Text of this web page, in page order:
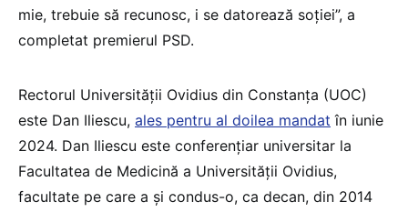
mie, trebuie să recunosc, i se datorează soției”, a
completat premierul PSD.
Rectorul Universității Ovidius din Constanța (UOC)
este Dan Iliescu, ales pentru al doilea mandat în iunie
2024. Dan Iliescu este conferențiar universitar la
Facultatea de Medicină a Universității Ovidius,
facultate pe care a și condus-o, ca decan, din 2014